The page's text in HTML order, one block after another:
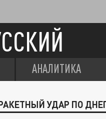
АНАЛИТИКА
УДАР ПО